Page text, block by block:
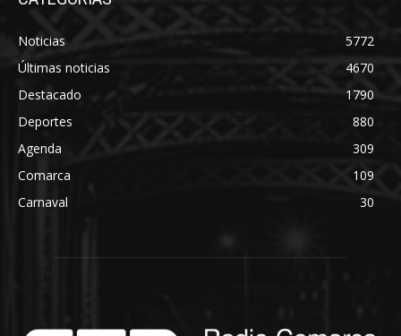
Noticias
5772
Últimas noticias
4670
Destacado
1790
Deportes
880
Agenda
309
Comarca
109
Carnaval
30